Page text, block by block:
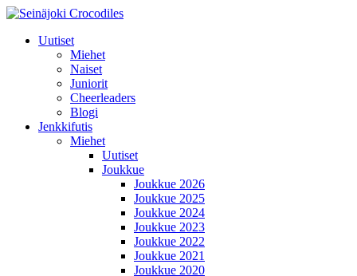
Uutiset
Miehet
Naiset
Juniorit
Cheerleaders
Blogi
Jenkkifutis
Miehet
Uutiset
Joukkue
Joukkue 2026
Joukkue 2025
Joukkue 2024
Joukkue 2023
Joukkue 2022
Joukkue 2021
Joukkue 2020